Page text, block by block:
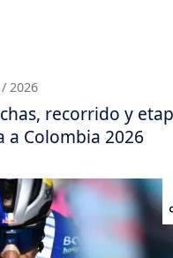
2026
recorrido y
a Colombia 2026